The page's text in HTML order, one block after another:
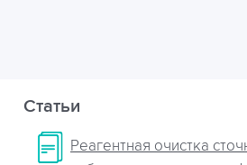
Статьи
Реагентная очистка